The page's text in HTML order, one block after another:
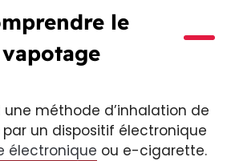
le
vapotage
méthode d’inhalation de
un dispositif électronique
électronique ou e-cigarette.